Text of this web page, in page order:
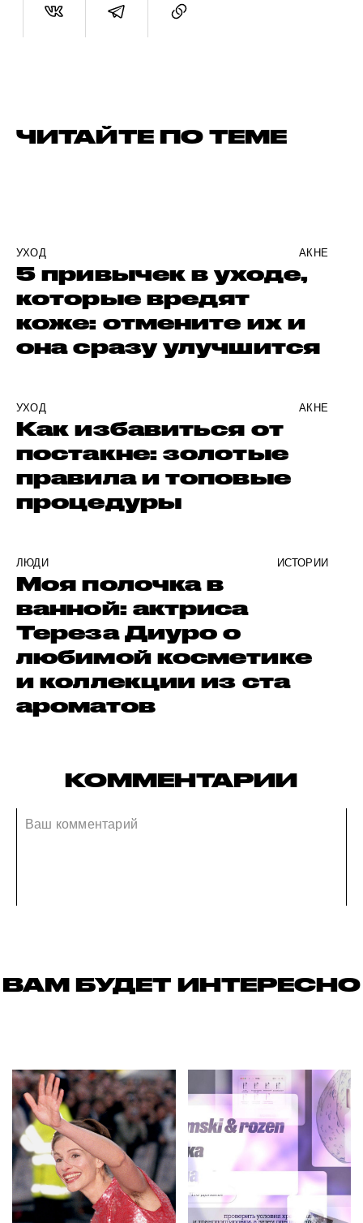
ЧИТАЙТЕ ПО ТЕМЕ
УХОД АКНЕ
5 привычек в уходе,
которые вредят
коже: отмените их и
она сразу улучшится
УХОД АКНЕ
Как избавиться от
постакне: золотые
правила и топовые
процедуры
ЛЮДИ ИСТОРИИ
Моя полочка в
ванной: актриса
Тереза Диуро о
любимой косметике
и коллекции из ста
ароматов
КОММЕНТАРИИ
ВАМ БУДЕТ ИНТЕРЕСНО